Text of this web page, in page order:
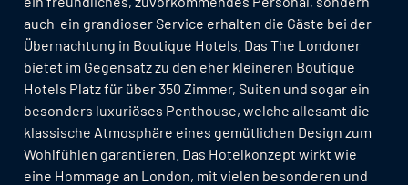
auch ein grandioser Service erhalten die Gäste bei der
Übernachtung in Boutique Hotels. Das The Londoner
bietet im Gegensatz zu den eher kleineren Boutique
Hotels Platz für über 350 Zimmer, Suiten und sogar ein
besonders luxuriöses Penthouse, welche allesamt die
klassische Atmosphäre eines gemütlichen Design zum
Wohlfühlen garantieren. Das Hotelkonzept wirkt wie
eine Hommage an London, mit vielen besonderen und